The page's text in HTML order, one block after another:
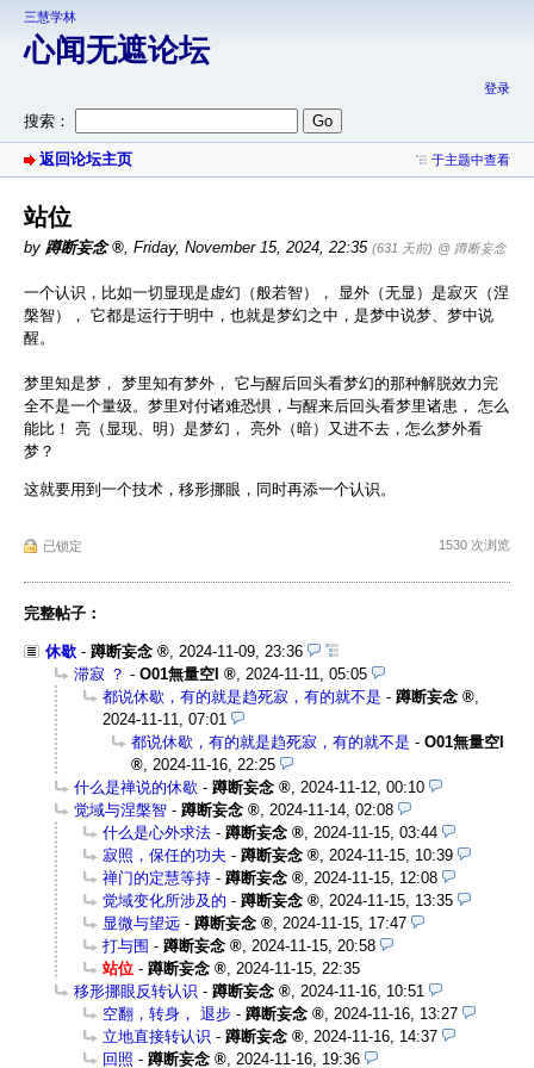
三慧学林
心闻无遮论坛
登录
搜索：
返回论坛主页 于主题中查看
站位
by 蹲断妄念 , Friday, November 15, 2024, 22:35 (631 天前) @ 蹲断妄念
一个认识，比如一切显现是虚幻（般若智）， 显外（无显）是寂灭（涅
槃智）， 它都是运行于明中，也就是梦幻之中，是梦中说梦、梦中说
醒。
梦里知是梦， 梦里知有梦外， 它与醒后回头看梦幻的那种解脱效力完
全不是一个量级。梦里对付诸难恐惧，与醒来后回头看梦里诸患， 怎么
能比！ 亮（显现、明）是梦幻， 亮外（暗）又进不去，怎么梦外看
梦？
这就要用到一个技术，移形挪眼，同时再添一个认识。
已锁定 1530 次浏览
完整帖子：
休歇 - 蹲断妄念
2024-11-09, 23:36
滞寂 ？ - O01無量空I
2024-11-11, 05:05
都说休歇，有的就是趋死寂，有的就不是 - 蹲断妄念
2024-11-11, 07:01
都说休歇，有的就是趋死寂，有的就不是 - O01無量空I
2024-11-16, 22:25
什么是禅说的休歇 - 蹲断妄念
2024-11-12, 00:10
觉域与涅槃智 - 蹲断妄念
2024-11-14, 02:08
什么是心外求法 - 蹲断妄念
2024-11-15, 03:44
寂照，保任的功夫 - 蹲断妄念
2024-11-15, 10:39
禅门的定慧等持 - 蹲断妄念
2024-11-15, 12:08
觉域变化所涉及的 - 蹲断妄念
2024-11-15, 13:35
显微与望远 - 蹲断妄念
2024-11-15, 17:47
打与围 - 蹲断妄念
2024-11-15, 20:58
站位 - 蹲断妄念
2024-11-15, 22:35
移形挪眼反转认识 - 蹲断妄念
2024-11-16, 10:51
空翻，转身， 退步 - 蹲断妄念
2024-11-16, 13:27
立地直接转认识 - 蹲断妄念
2024-11-16, 14:37
回照 - 蹲断妄念 2024-11-16, 19:36